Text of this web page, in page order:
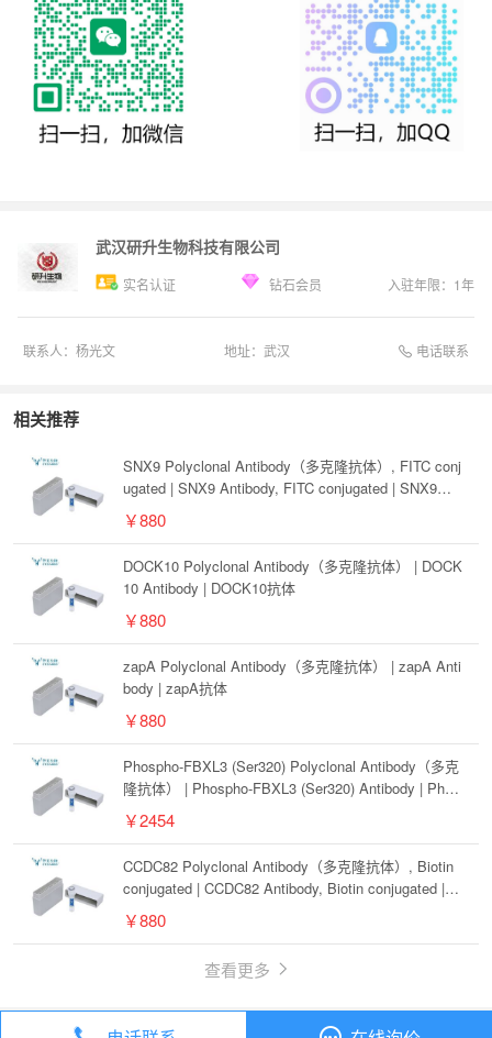
武汉研升生物科技有限公司
实名认证 钻石会员 入驻年限： 1年
联系人： 杨光文 地址： 武汉 电话联系
相关推荐
SNX9 Polyclonal Antibody（多克隆抗体）, FITC conj
ugated | SNX9 Antibody, FITC conjugated | SNX9抗
￥880
DOCK10 Polyclonal Antibody（多克隆抗体） | DOCK
10 Antibody | DOCK10抗体
￥880
zapA Polyclonal Antibody（多克隆抗体） | zapA Anti
body | zapA抗体
￥880
Phospho-FBXL3 (Ser320) Polyclonal Antibody（多克
隆抗体） | Phospho-FBXL3 (Ser320) Antibody | Phos
￥2454
CCDC82 Polyclonal Antibody（多克隆抗体）, Biotin
conjugated | CCDC82 Antibody, Biotin conjugated | C
￥880
查看更多